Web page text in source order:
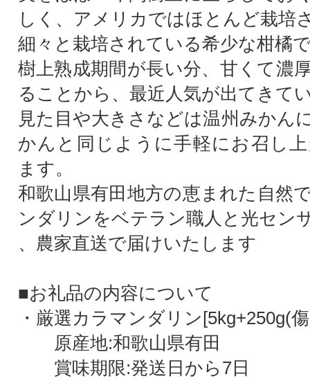
しく、アメリカではほとんど栽培
細々と栽培されている希少な柑橘
樹上熟成期間が長い分、甘くて濃
ることから、最近人気が出てきて
見た目や大きさなどは温州みかん
かんと同じように手軽にお召し
ます。
和歌山県有田地方の恵まれた自然
ンダリンをベテラン職人と光セン
、農家直送で届けいたします
■お礼品の内容について
・厳選カラマンダリン[5kg+250g(
原産地:和歌山県有田
賞味期限:発送日から7日